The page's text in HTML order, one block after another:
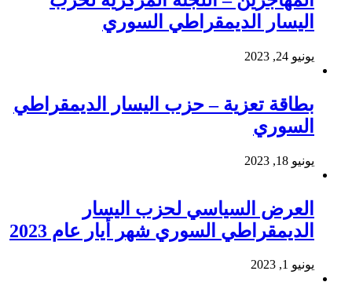
اليسار الديمقراطي السوري
يونيو 24, 2023
بطاقة تعزية – حزب اليسار الديمقراطي
السوري
يونيو 18, 2023
العرض السياسي لحزب اليسار
الديمقراطي السوري شهر أيار عام 2023
يونيو 1, 2023